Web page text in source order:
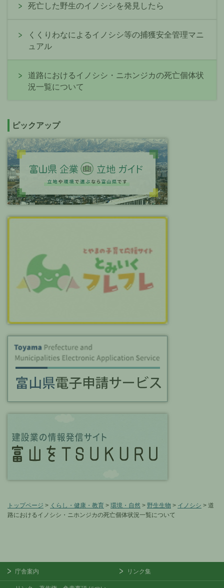
死亡した野生のイノシシを発見したら
くくりわなによるイノシシ等の捕獲安全管理マニ
ュアル
道路におけるイノシシ・ニホンジカの死亡個体状
況一覧について
ピックアップ
トップページ > くらし・健康・教育 > 環境・自然 > 野生生物 > イノシシ > 道
路におけるイノシシ・ニホンジカの死亡個体状況一覧について
庁舎案内 リンク集